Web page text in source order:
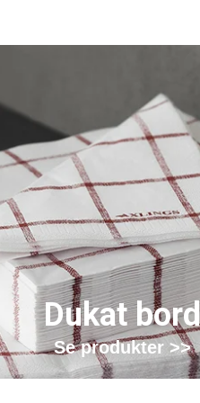
Dukat bord
Se produkter >>